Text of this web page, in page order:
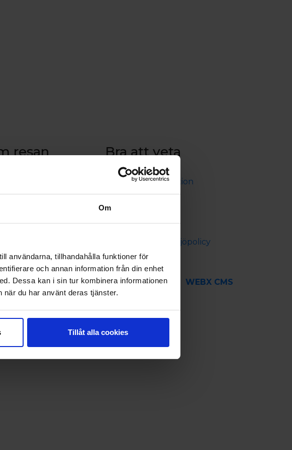
Om
användarna, tillhandahålla funktioner för
och annan information från din enhet
Dessa kan i sin tur kombinera informationen
du har använt deras tjänster.
Tillåt alla cookies
resan Bra att veta
Trafikinformation
Viktig reseinformation
Bokningsvillkor
Cargo
Säkerhets- och miljöpolicy
WEBX CMS